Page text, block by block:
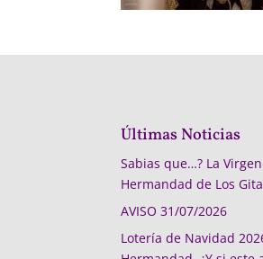
Últimas Noticias
Sabias que…? La
Hermandad de Los
AVISO 31/07/2026
Lotería de Navidad